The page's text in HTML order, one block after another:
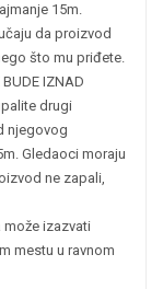
15m.
da proizvod
što mu priđete.
BUDE IZNAD
drugi
njegovog
Gledaoci moraju
ne zapali,
može izazvati
mestu u ravnom